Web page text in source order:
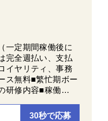
一定期間稼働後に
完全週払い、支払
イヤリティ、事務
ス無料■繁忙期ボー
研修内容■稼働…
30秒で応募